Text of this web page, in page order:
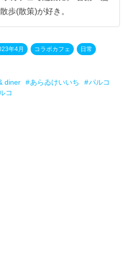
歩(散策)が好き。
年4月 コラボカフェ 日常
diner あらゐけいいち
パルコ
コ